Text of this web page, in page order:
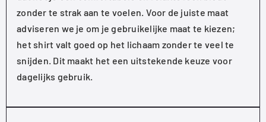
zonder te strak aan te voelen. Voor de juiste maat
adviseren we je om je gebruikelijke maat te kiezen;
het shirt valt goed op het lichaam zonder te veel te
snijden. Dit maakt het een uitstekende keuze voor
dagelijks gebruik.